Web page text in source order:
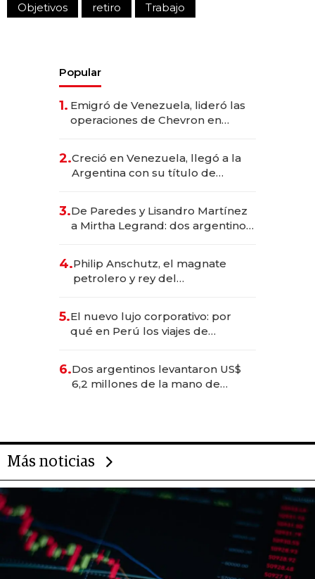
Objetivos
retiro Trabajo
Popular
1. Emigró de Venezuela, lideró las
operaciones de Chevron en
2.Creció en Venezuela, llegó a la
Argentina con su título de
las marcas "fast premium"
3.De Paredes y Lisandro Martínez
a Mirtha Legrand: dos argentinos
4.Philip Anschutz, el magnate
petrolero y rey del
Fénix
5.El nuevo lujo corporativo: por
qué en Perú los viajes de
para convertirse en experiencias
transformadoras
6.Dos argentinos levantaron US$
6,2 millones de la mano de
Más noticias